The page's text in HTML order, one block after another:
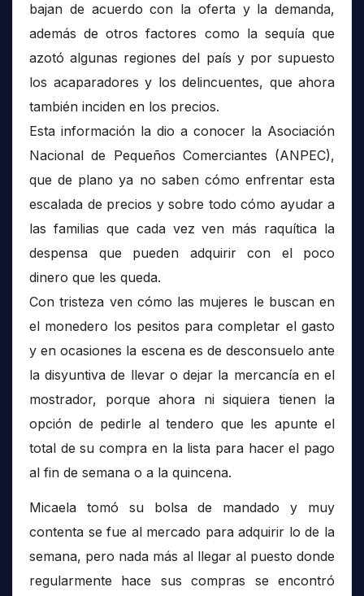
bajan de acuerdo con la oferta y la demanda,
además de otros factores como la sequía que
azotó algunas regiones del país y por supuesto
los acaparadores y los delincuentes, que ahora
también inciden en los precios.
Esta información la dio a conocer la Asociación
Nacional de Pequeños Comerciantes (ANPEC),
que de plano ya no saben cómo enfrentar esta
escalada de precios y sobre todo cómo ayudar a
las familias que cada vez ven más raquítica la
despensa que pueden adquirir con el poco
dinero que les queda.
Con tristeza ven cómo las mujeres le buscan en
el monedero los pesitos para completar el gasto
y en ocasiones la escena es de desconsuelo ante
la disyuntiva de llevar o dejar la mercancía en el
mostrador, porque ahora ni siquiera tienen la
opción de pedirle al tendero que les apunte el
total de su compra en la lista para hacer el pago
al fin de semana o a la quincena.
Micaela tomó su bolsa de mandado y muy
contenta se fue al mercado para adquirir lo de la
semana, pero nada más al llegar al puesto donde
regularmente hace sus compras se encontró